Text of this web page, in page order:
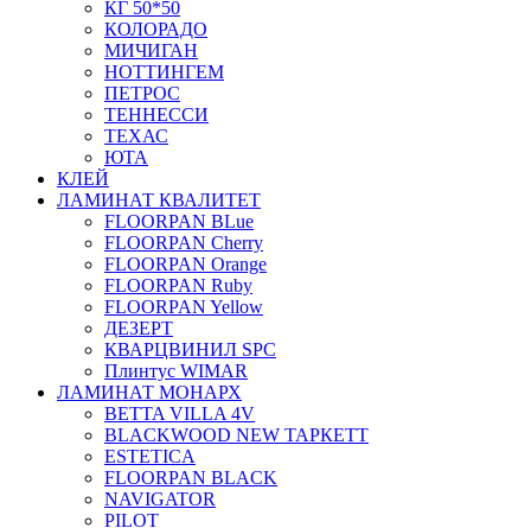
КГ 50*50
КОЛОРАДО
МИЧИГАН
НОТТИНГЕМ
ПЕТРОС
ТЕННЕССИ
ТЕХАС
ЮТА
КЛЕЙ
ЛАМИНАТ КВАЛИТЕТ
FLOORPAN BLue
FLOORPAN Cherry
FLOORPAN Orange
FLOORPAN Ruby
FLOORPAN Yellow
ДЕЗЕРТ
КВАРЦВИНИЛ SPC
Плинтус WIMAR
ЛАМИНАТ МОНАРХ
BETTA VILLA 4V
BLACKWOOD NEW ТАРКЕТТ
ESTETICA
FLOORPAN BLACK
NAVIGATOR
PILOT